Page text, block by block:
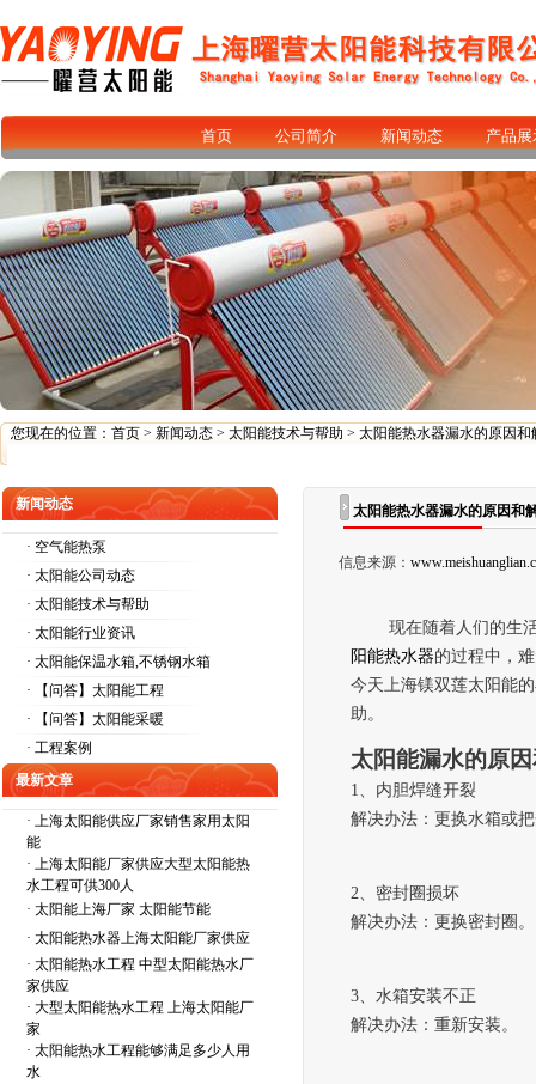
首页 公司简介 新闻动态 产品展
您现在的位置： 首页 > 新闻动态 > 太阳能技术与帮助 > 太阳能热水器漏水的原因和
新闻动态
· 空气能热泵
· 太阳能公司动态
· 太阳能技术与帮助
· 太阳能行业资讯
· 太阳能保温水箱,不锈钢水箱
· 【问答】太阳能工程
· 【问答】太阳能采暖
· 工程案例
最新文章
· 上海太阳能供应厂家销售家用太阳
能
· 上海太阳能厂家供应大型太阳能热
水工程可供300人
· 太阳能上海厂家 太阳能节能
· 太阳能热水器上海太阳能厂家供应
· 太阳能热水工程 中型太阳能热水厂
家供应
· 大型太阳能热水工程 上海太阳能厂
家
· 太阳能热水工程能够满足多少人用
水
太阳能热水器漏水的原因和
信息来源：
现在随着人们的生
阳能热水器的过程中，
今天上海镁双莲太阳能
助。
太阳能漏水的原
1、内胆焊缝开裂
解决办法：更换水箱或
2、密封圈损坏
解决办法：更换密封圈 。
3、水箱安装不正
解决办法：重新安装。